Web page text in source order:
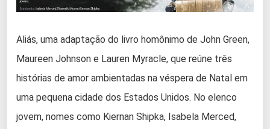
Aliás, uma adaptação do livro homônimo de John Green,
Maureen Johnson e Lauren Myracle, que reúne três
histórias de amor ambientadas na véspera de Natal em
uma pequena cidade dos Estados Unidos. No elenco
jovem, nomes como Kiernan Shipka, Isabela Merced,